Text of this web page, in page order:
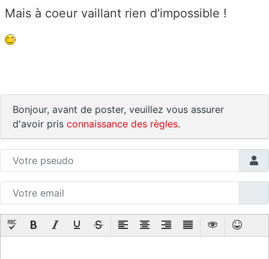
Mais à coeur vaillant rien d'impossible !
Bonjour, avant de poster, veuillez vous assurer
d'avoir pris connaissance des règles.